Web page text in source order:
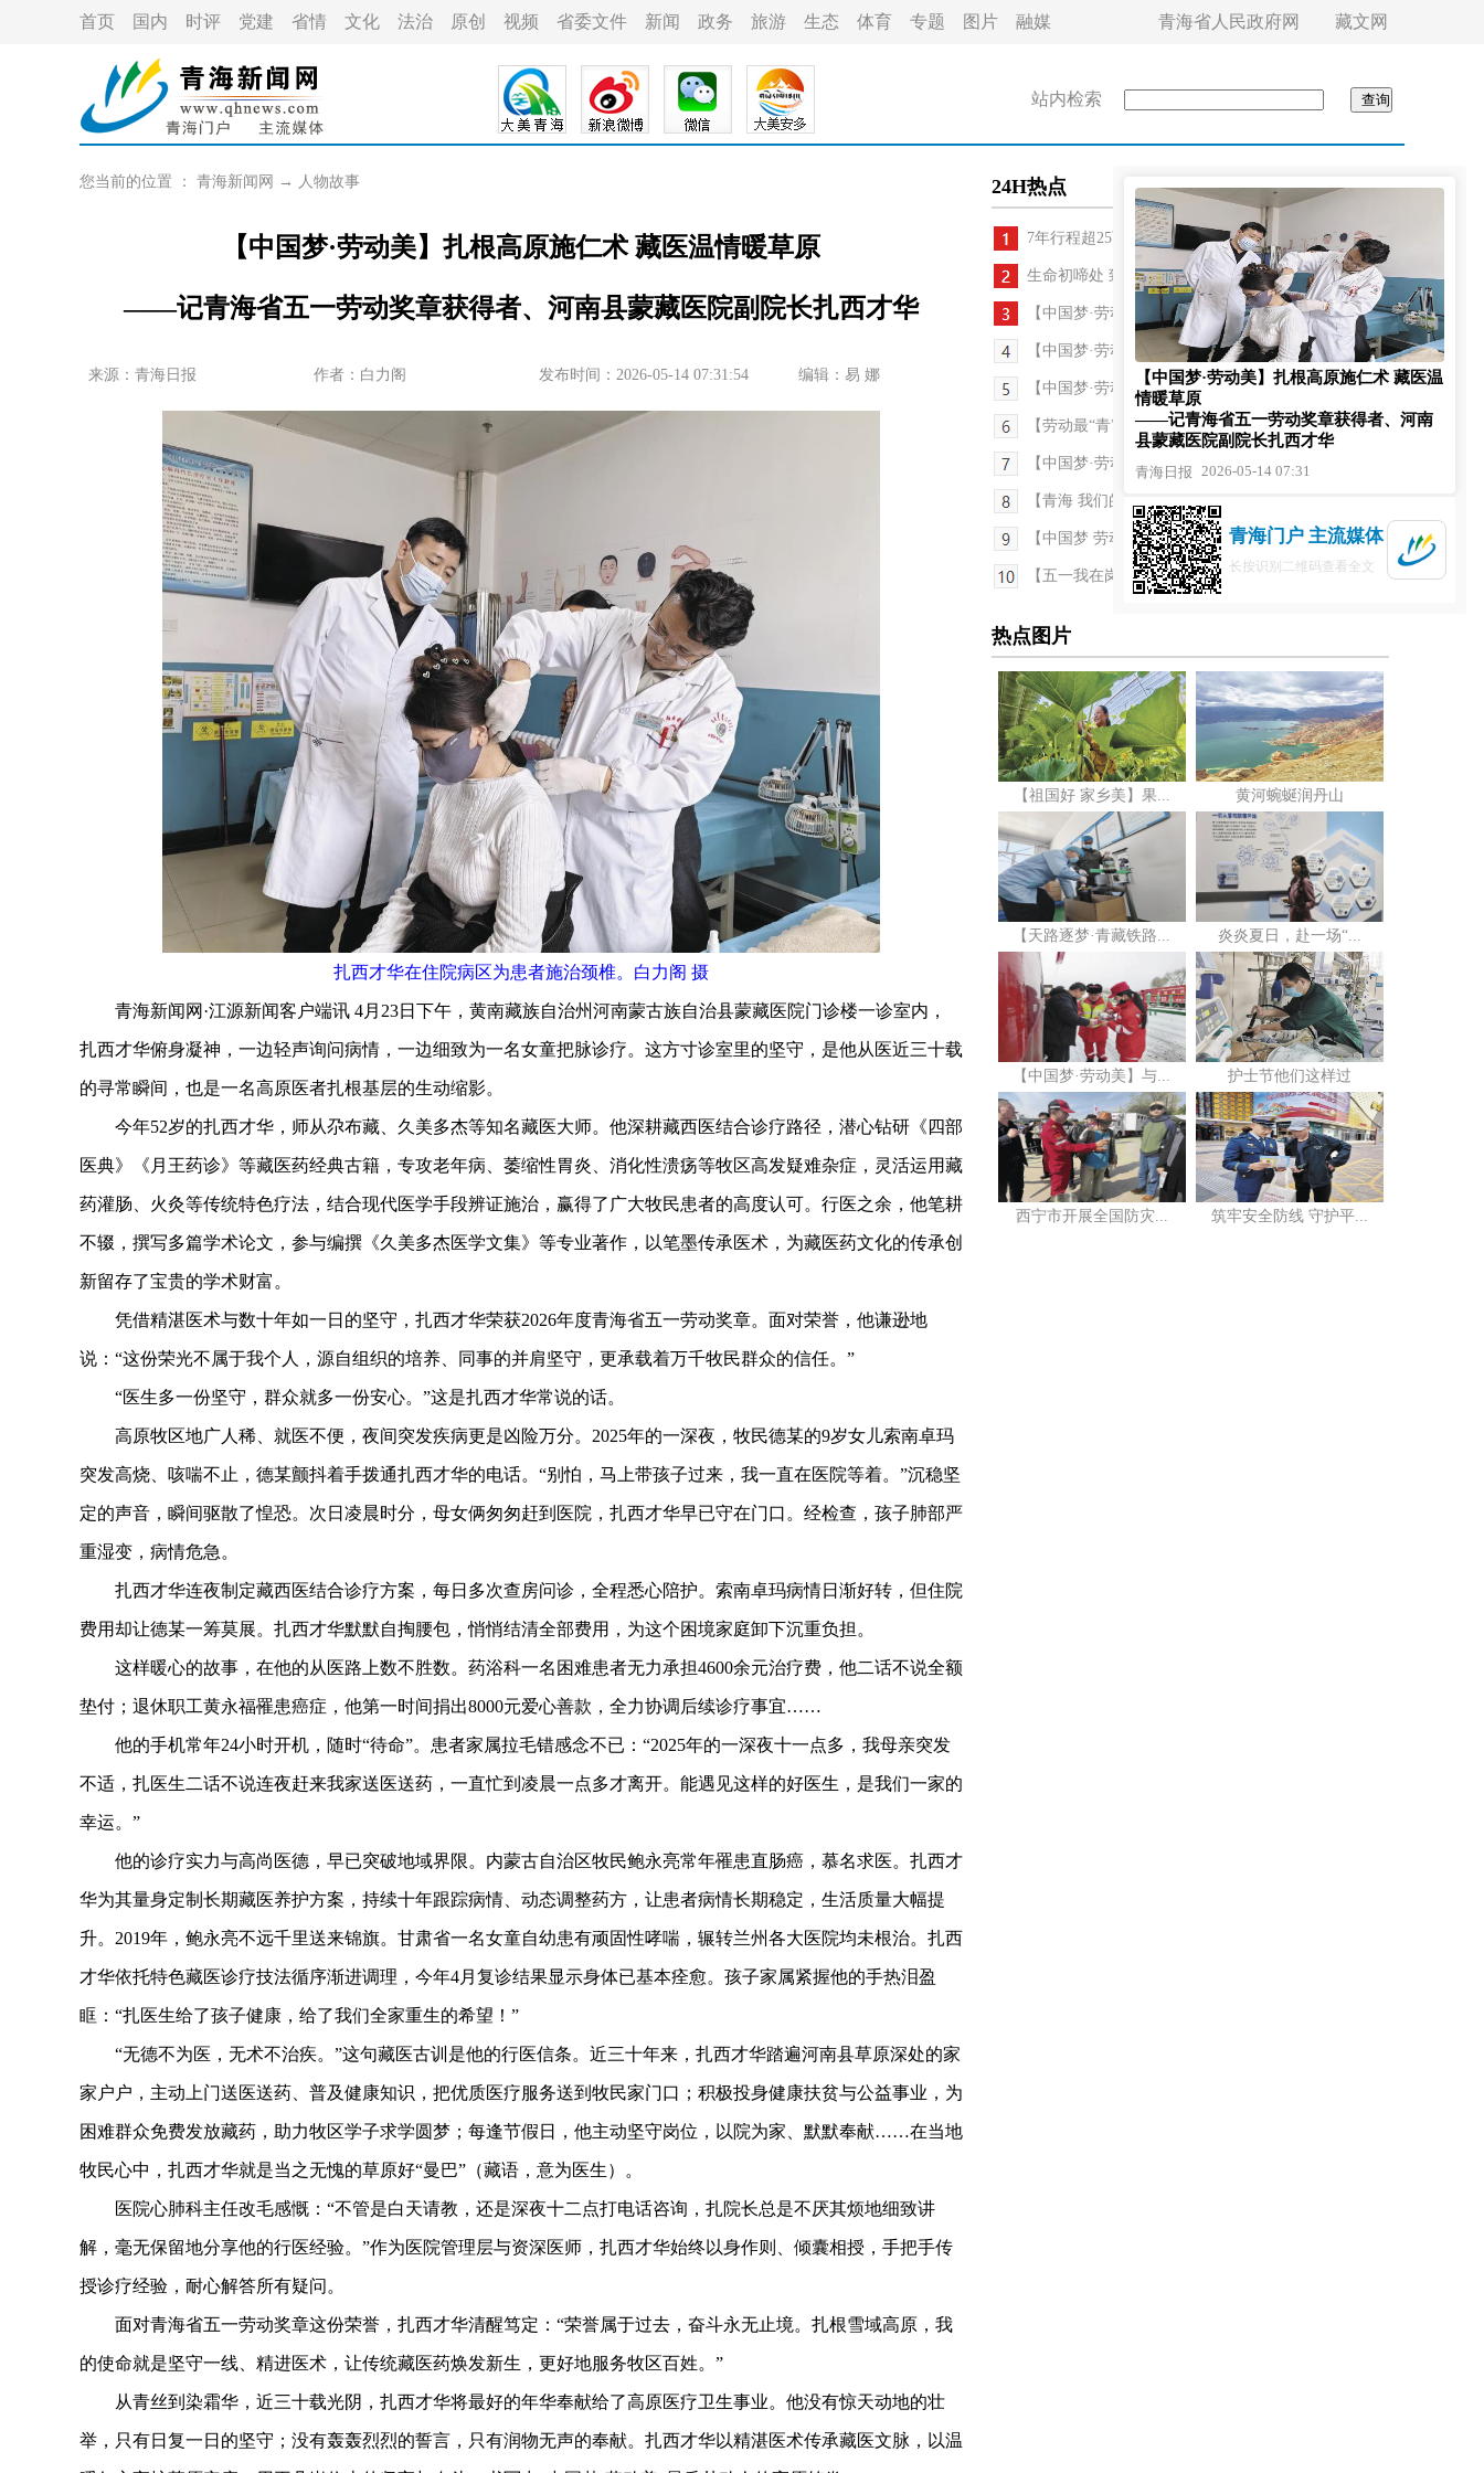
首页 国内 时评 党建 省情 文化 法治 原创 视频 省委文件 新闻 政务 旅游 生态 体育 专题 图片 融媒 青海省人民政府网 藏文网
站内检索
您当前的位置 ： 青海新闻网 → 人物故事
【中国梦·劳动美】扎根高原施仁术 藏医温情暖草原
——记青海省五一劳动奖章获得者、河南县蒙藏医院副院长扎西才华
来源：青海日报 作者： 白力阁 发布时间：2026-05-14 07:31:54 编辑：易 娜
扎西才华在住院病区为患者施治颈椎。白力阁 摄
青海新闻网·江源新闻客户端讯 4月23日下午，黄南藏族自治州河南蒙古族自治县蒙藏医院门诊楼一诊室内，
扎西才华俯身凝神，一边轻声询问病情，一边细致为一名女童把脉诊疗。这方寸诊室里的坚守，是他从医近三十载
的寻常瞬间，也是一名高原医者扎根基层的生动缩影。
今年52岁的扎西才华，师从尕布藏、久美多杰等知名藏医大师。他深耕藏西医结合诊疗路径，潜心钻研《四部
医典》《月王药诊》等藏医药经典古籍，专攻老年病、萎缩性胃炎、消化性溃疡等牧区高发疑难杂症，灵活运用藏
药灌肠、火灸等传统特色疗法，结合现代医学手段辨证施治，赢得了广大牧民患者的高度认可。行医之余，他笔耕
不辍，撰写多篇学术论文，参与编撰《久美多杰医学文集》等专业著作，以笔墨传承医术，为藏医药文化的传承创
新留存了宝贵的学术财富。
凭借精湛医术与数十年如一日的坚守，扎西才华荣获2026年度青海省五一劳动奖章。面对荣誉，他谦逊地
说：“这份荣光不属于我个人，源自组织的培养、同事的并肩坚守，更承载着万千牧民群众的信任。”
“医生多一份坚守，群众就多一份安心。”这是扎西才华常说的话。
高原牧区地广人稀、就医不便，夜间突发疾病更是凶险万分。2025年的一深夜，牧民德某的9岁女儿索南卓玛
突发高烧、咳喘不止，德某颤抖着手拨通扎西才华的电话。“别怕，马上带孩子过来，我一直在医院等着。”沉稳坚
定的声音，瞬间驱散了惶恐。次日凌晨时分，母女俩匆匆赶到医院，扎西才华早已守在门口。经检查，孩子肺部严
重湿变，病情危急。
扎西才华连夜制定藏西医结合诊疗方案，每日多次查房问诊，全程悉心陪护。索南卓玛病情日渐好转，但住院
费用却让德某一筹莫展。扎西才华默默自掏腰包，悄悄结清全部费用，为这个困境家庭卸下沉重负担。
这样暖心的故事，在他的从医路上数不胜数。药浴科一名困难患者无力承担4600余元治疗费，他二话不说全额
垫付；退休职工黄永福罹患癌症，他第一时间捐出8000元爱心善款，全力协调后续诊疗事宜……
他的手机常年24小时开机，随时“待命”。患者家属拉毛错感念不已：“2025年的一深夜十一点多，我母亲突发
不适，扎医生二话不说连夜赶来我家送医送药，一直忙到凌晨一点多才离开。能遇见这样的好医生，是我们一家的
幸运。”
他的诊疗实力与高尚医德，早已突破地域界限。内蒙古自治区牧民鲍永亮常年罹患直肠癌，慕名求医。扎西才
华为其量身定制长期藏医养护方案，持续十年跟踪病情、动态调整药方，让患者病情长期稳定，生活质量大幅提
升。2019年，鲍永亮不远千里送来锦旗。甘肃省一名女童自幼患有顽固性哮喘，辗转兰州各大医院均未根治。扎西
才华依托特色藏医诊疗技法循序渐进调理，今年4月复诊结果显示身体已基本痊愈。孩子家属紧握他的手热泪盈
眶：“扎医生给了孩子健康，给了我们全家重生的希望！”
“无德不为医，无术不治疾。”这句藏医古训是他的行医信条。近三十年来，扎西才华踏遍河南县草原深处的家
家户户，主动上门送医送药、普及健康知识，把优质医疗服务送到牧民家门口；积极投身健康扶贫与公益事业，为
困难群众免费发放藏药，助力牧区学子求学圆梦；每逢节假日，他主动坚守岗位，以院为家、默默奉献……在当地
牧民心中，扎西才华就是当之无愧的草原好“曼巴”（藏语，意为医生）。
医院心肺科主任改毛感慨：“不管是白天请教，还是深夜十二点打电话咨询，扎院长总是不厌其烦地细致讲
解，毫无保留地分享他的行医经验。”作为医院管理层与资深医师，扎西才华始终以身作则、倾囊相授，手把手传
授诊疗经验，耐心解答所有疑问。
面对青海省五一劳动奖章这份荣誉，扎西才华清醒笃定：“荣誉属于过去，奋斗永无止境。扎根雪域高原，我
的使命就是坚守一线、精进医术，让传统藏医药焕发新生，更好地服务牧区百姓。”
从青丝到染霜华，近三十载光阴，扎西才华将最好的年华奉献给了高原医疗卫生事业。他没有惊天动地的壮
举，只有日复一日的坚守；没有轰轰烈烈的誓言，只有润物无声的奉献。扎西才华以精湛医术传承藏医文脉，以温
24H热点
7年行程超25万公里 冶青林：用相机定格千余处古迹
生命初啼处 致敬提灯人
【中国梦·劳动美】为工程把脉 用数据定心——记202...
【中国梦·劳动美】步履量大地 匠心筑水脉——记202...
【中国梦·劳动美】海拔三千米，他们以站为家护水脉...
【劳动最“青”彩】8700余名“乐都水暖工”年劳务...
【中国梦·劳动美】三尺讲台上的法治守望——记2026...
【青海 我们的幸福拼图】田文莲：用金丝绘出大美青海
【中国梦 劳动美——模范风采】“社区婆婆”陈风莲...
【五一我在岗】踏遍群山只为守护万家灯火
热点图片
【祖国好 家乡美】果... 黄河蜿蜒润丹山
【天路逐梦·青藏铁路... 炎炎夏日，赴一场“...
【中国梦·劳动美】与... 护士节他们这样过
西宁市开展全国防灾... 筑牢安全防线 守护平...
【中国梦·劳动美】扎根高原施仁术 藏医温
情暖草原
——记青海省五一劳动奖章获得者、河南
县蒙藏医院副院长扎西才华
青海日报 2026-05-14 07:31
青海门户 主流媒体
长按识别二维码查看全文